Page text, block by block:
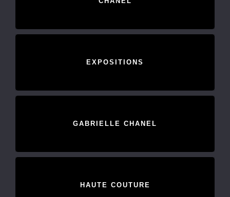
EXPOSITIONS
GABRIELLE CHANEL
HAUTE COUTURE